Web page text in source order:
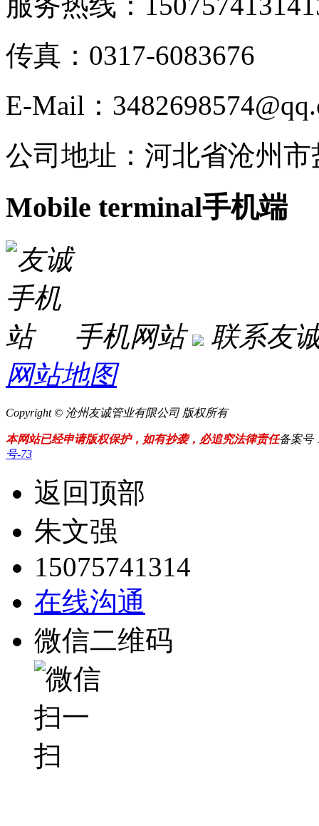
传真：0317-6083676
E-Mail：
公司地址：河北省沧州
Mobile terminal手机端
手机网站
联系友
网站地图
Copyright © 沧州友诚管业有限公司 版权所有
本网站已经申请版权保护，如有抄袭，必追究法律责任备案号
号-73
返回顶部
朱文强
15075741314
在线沟通
微信二维码